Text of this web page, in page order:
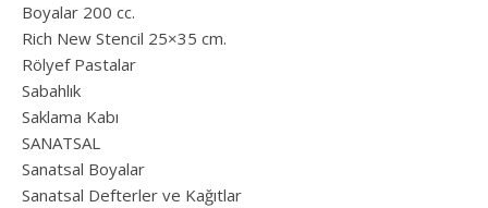
Boyalar 200 cc.
Rich New Stencil 25×35 cm.
Rölyef Pastalar
Sabahlık
Saklama Kabı
SANATSAL
Sanatsal Boyalar
Sanatsal Defterler ve Kağıtlar